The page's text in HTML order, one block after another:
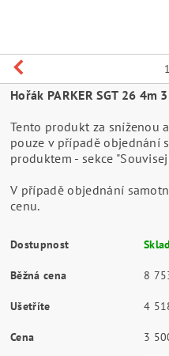
1
Hořák PARKER SGT 26 4m
Tento produkt za sníženou
pouze v případě objednání
produktem - sekce
V případě objednání
cenu.
Dostupnost
Běžná cena 8
Ušetříte 4
Cena